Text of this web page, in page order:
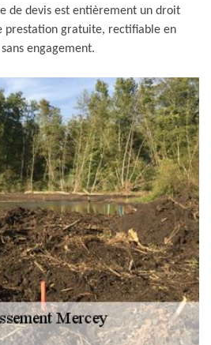
de devis est entièrement un droit
prestation gratuite, rectifiable en
engagement.